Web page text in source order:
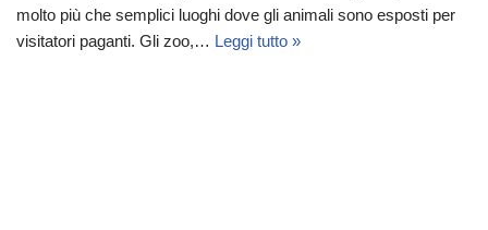
molto più che semplici luoghi dove gli animali sono esposti per
visitatori paganti. Gli zoo,… Leggi tutto »